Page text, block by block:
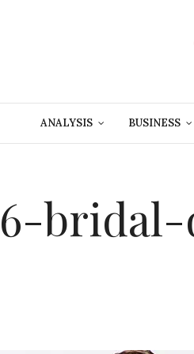
ANALYSIS BUSINESS